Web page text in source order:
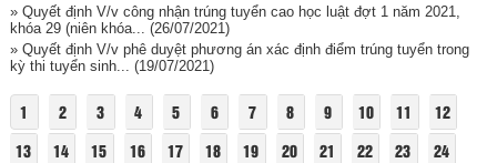
» Quyết định V/v công nhận trúng tuyển cao học luật đợt 1 năm 2021,
khóa 29 (niên khóa... (26/07/2021)
» Quyết định V/v phê duyệt phương án xác định điểm trúng tuyển trong
kỳ thi tuyển sinh... (19/07/2021)
1 2 3 4 5 6 7 8 9 10 11
12
13
14 15 16 17 18 19 20 21 22 23
24